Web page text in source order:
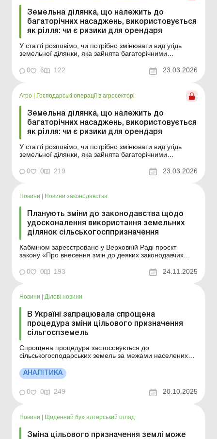
Земельна ділянка, що належить до
багаторічних насаджень, використовується
як рілля: чи є ризики для орендаря
У статті розповімо, чи потрібно змінювати вид угідь
земельної ділянки, яка зайнята багаторічними
Баланс-Агро № 12 від 24 березня 2026 року
Сільгосппідприємство орендує земельну ділянку, яка
багаторічн...
0 6 122 23.03.2026
Агро | Господарські операції в агросекторі
Земельна ділянка, що належить до
багаторічних насаджень, використовується
як рілля: чи є ризики для орендаря
У статті розповімо, чи потрібно змінювати вид угідь
земельної ділянки, яка зайнята багаторічними
Сільгосппідприємство орендує земельну ділянку, яка
згідно з класифікацією видів угідь належить до
використ...
0 0 219 23.03.2026
Новини Новини законодавства
Планують зміни до законодавства щодо
удосконалення використання земельних
ділянок сільськогосппризначення
Кабміном зареєстровано у Верховній Раді проєкт
закону «Про внесення змін до деяких законодавчих
ділянок сільськогосподарського призначення». Більше
0 0 193 24.11.2025
Новини Ділові новини
В Україні запрацювала спрощена
процедура зміни цільового призначення
сільгоспземель
Спрощена процедура застосовується до
сільськогосподарських земель за межами населених
розміщення промислових будівель, складів,
трубопроводів, ліній електропередач, комплексних
промислових споруд та об’єктів сільськогосподарського
призначення...
АНАЛІТИКА
0 0 249 20.10.2025
Новини | Щоденний бухгалтерський огляд
Зміна цільового призначення землі може